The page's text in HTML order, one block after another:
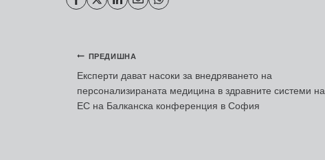
Навигация
ПРЕДИШНА
Експерти дават насоки за внедряването на
персонализираната медицина в здравните системи на
ЕС на Балканска конференция в София